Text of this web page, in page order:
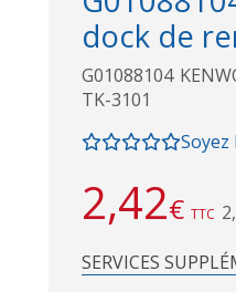
dock de
G01088104
TK-3101
2,42€ TTC
SERVICES